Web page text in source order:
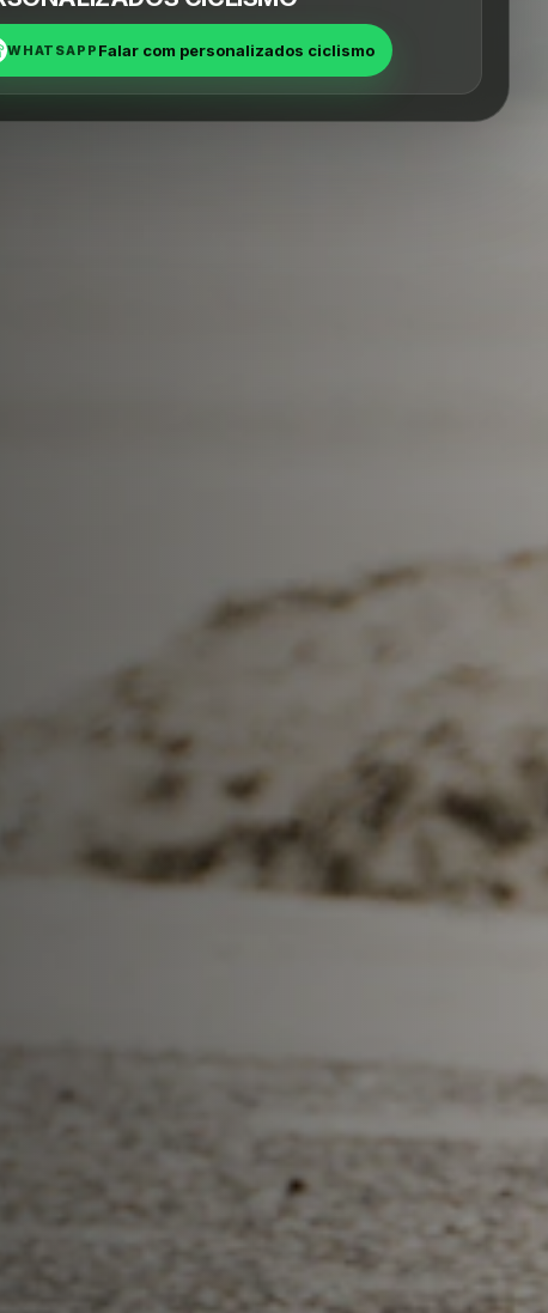
WHATSAPP Falar com personalizados ciclismo